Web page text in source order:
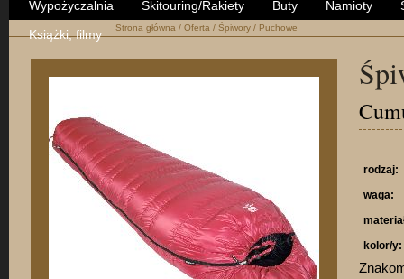
Wypożyczalnia Skitouring/Rakiety Buty Namioty
Książki, filmy
Strona główna / Oferta / Śpiwory / Puchowe
rodzaj:
waga:
kolor/y: